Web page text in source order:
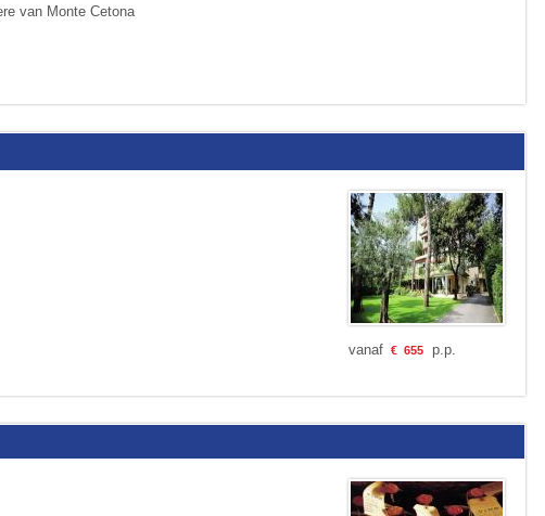
van Monte Cetona
vanaf € 655p.p.